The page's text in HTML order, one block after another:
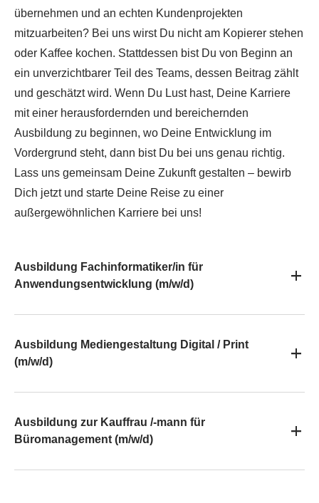
übernehmen und an echten Kundenprojekten
mitzuarbeiten? Bei uns wirst Du nicht am Kopierer stehen
oder Kaffee kochen. Stattdessen bist Du von Beginn an
ein unverzichtbarer Teil des Teams, dessen Beitrag zählt
und geschätzt wird. Wenn Du Lust hast, Deine Karriere
mit einer herausfordernden und bereichernden
Ausbildung zu beginnen, wo Deine Entwicklung im
Vordergrund steht, dann bist Du bei uns genau richtig.
Lass uns gemeinsam Deine Zukunft gestalten – bewirb
Dich jetzt und starte Deine Reise zu einer
außergewöhnlichen Karriere bei uns!
Ausbildung Fachinformatiker/in für
Anwendungsentwicklung (m/w/d)
Ausbildung Mediengestaltung Digital / Print
(m/w/d)
Ausbildung zur Kauffrau /-mann für
Büromanagement (m/w/d)